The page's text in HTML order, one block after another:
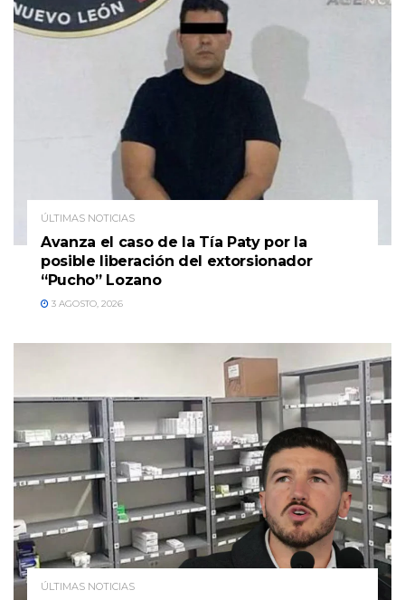
ÚLTIMAS NOTICIAS
Avanza el caso de la Tía Paty por la
posible liberación del extorsionador
“Pucho” Lozano
3 AGOSTO, 2026
ÚLTIMAS NOTICIAS